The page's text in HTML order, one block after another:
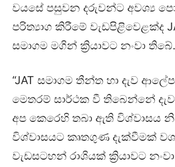
වයසේ පසුවන දරුවන්ට අවශ්‍ය
පරිත්‍යාග කිරීමේ වැඩපිළිවෙළක්ද
සමාගම මගින් ක්‍රියාවට නංවා තිබේ.
“JAT සමාගම තීන්ත හා දැව
මෙතරම් සාර්ථක වී තිබෙන්නේ
අප කෙරෙහි තබා ඇති විශ්වාසය
විශ්වාසයට කෘතගුණ දැක්වීමක්
වැඩසටහන් රාශියක් ක්‍රියාවට